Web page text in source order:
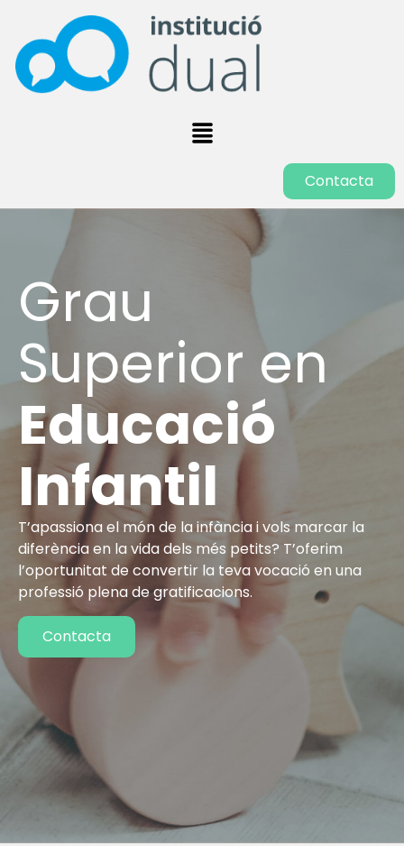
Contacta
Grau
Superior en
Educació
Infantil
T’apassiona el món de la infància i vols marcar la
diferència en la vida dels més petits? T’oferim
l’oportunitat de convertir la teva vocació en una
professió plena de gratificacions.
Contacta